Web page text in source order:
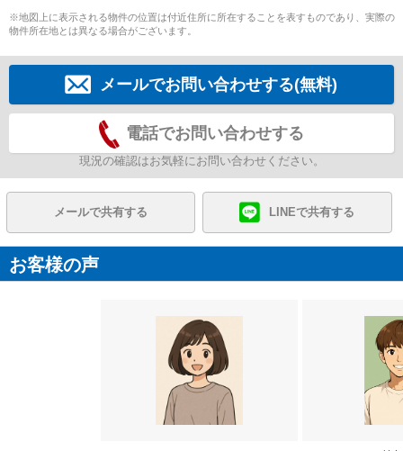
※地図上に表示される物件の位置は付近住所に所在することを表すものであり、実際の
物件所在地とは異なる場合がございます。
メールでお問い合わせする(無料)
電話でお問い合わせする
現況の確認はお気軽にお問い合わせください。
メールで共有する LINEで共有する
お客様の声